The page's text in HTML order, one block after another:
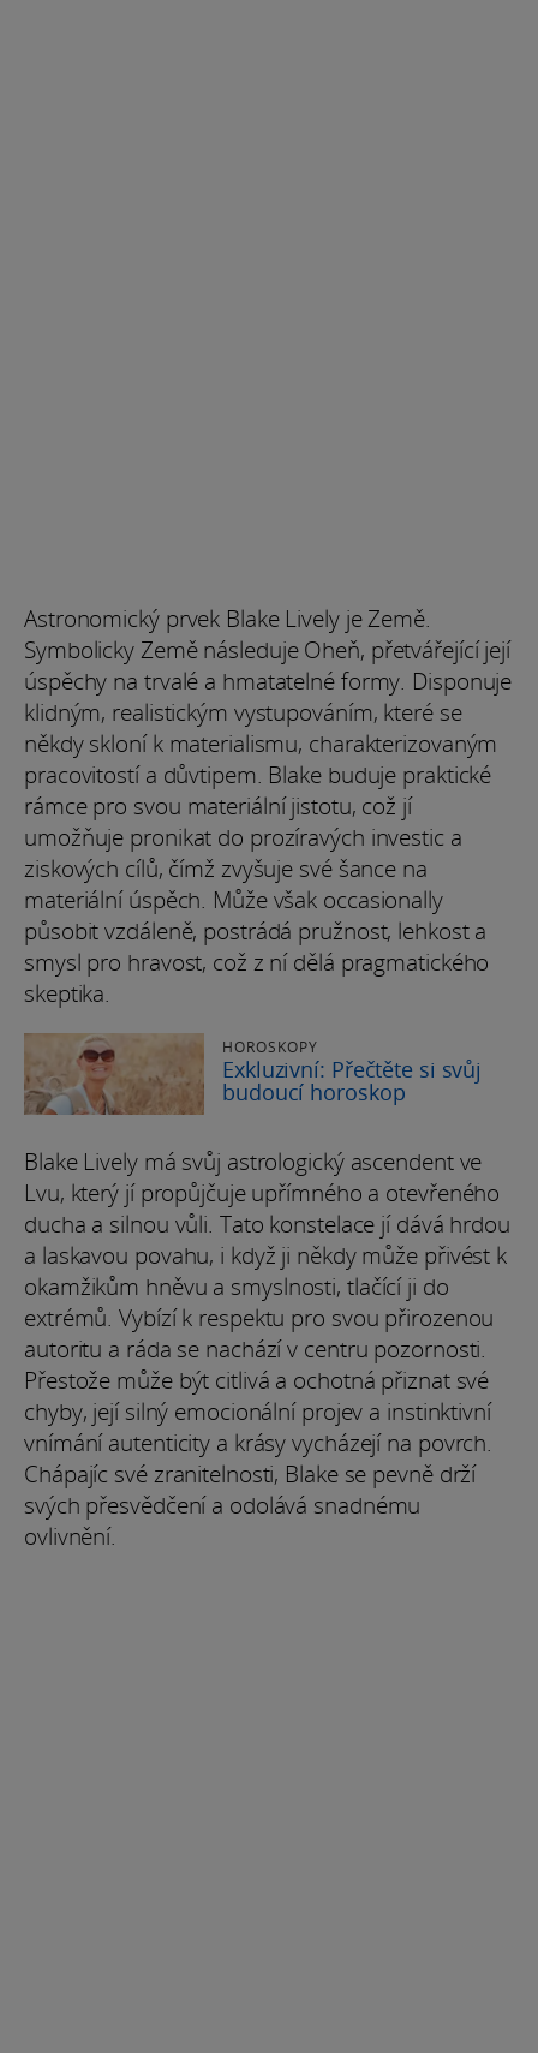
Astronomický prvek Blake Lively je Země.
Symbolicky Země následuje Oheň, přetvářející její
úspěchy na trvalé a hmatatelné formy. Disponuje
klidným, realistickým vystupováním, které se
někdy skloní k materialismu, charakterizovaným
pracovitostí a důvtipem. Blake buduje praktické
rámce pro svou materiální jistotu, což jí
umožňuje pronikat do prozíravých investic a
ziskových cílů, čímž zvyšuje své šance na
materiální úspěch. Může však occasionally
působit vzdáleně, postrádá pružnost, lehkost a
smysl pro hravost, což z ní dělá pragmatického
skeptika.
HOROSKOPY
Exkluzivní: Přečtěte si svůj
budoucí horoskop
Blake Lively má svůj astrologický ascendent ve
Lvu, který jí propůjčuje upřímného a otevřeného
ducha a silnou vůli. Tato konstelace jí dává hrdou
a laskavou povahu, i když ji někdy může přivést k
okamžikům hněvu a smyslnosti, tlačící ji do
extrémů. Vybízí k respektu pro svou přirozenou
autoritu a ráda se nachází v centru pozornosti.
Přestože může být citlivá a ochotná přiznat své
chyby, její silný emocionální projev a instinktivní
vnímání autenticity a krásy vycházejí na povrch.
Chápajíc své zranitelnosti, Blake se pevně drží
svých přesvědčení a odolává snadnému
ovlivnění.